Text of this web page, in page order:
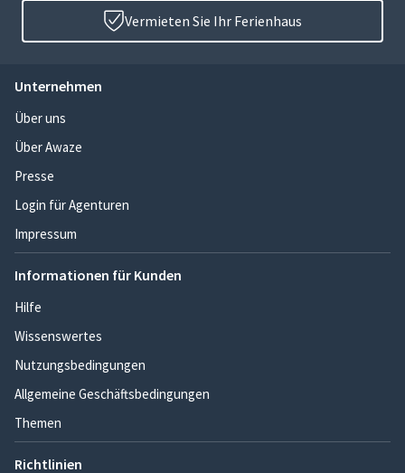
Vermieten Sie Ihr Ferienhaus
Unternehmen
Über uns
Über Awaze
Presse
Login für Agenturen
Impressum
Informationen für Kunden
Hilfe
Wissenswertes
Nutzungsbedingungen
Allgemeine Geschäftsbedingungen
Themen
Richtlinien